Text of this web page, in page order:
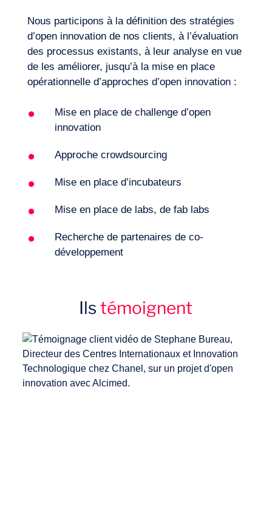
connexes, dont l’implication pourrait
amplifier l’impact de nos efforts en matière
d’innovation ouverte ?
pourraient s’aligner sur les impératifs
stratégiques actuels de l’entreprise ?
potentiels à la mise en œuvre de cette
Comment les entreprises répartissent-
traditionnelles de R&D et les initiatives
d’innovation ouverte ? Quels sont les
critères à utiliser pour hiérarchiser les
investissements dans chaque domaine ?
entreprises ont-elles mis en place pour
assurer une allocation efficace des
Nous participons à la définition des stratégies
d’open innovation de nos clients, à l’évaluation
des processus existants, à leur analyse en vue
de les améliorer, jusqu’à la mise en place
opérationnelle d’approches d’open innovation :
Mise en place de challenge d’open
innovation
Approche crowdsourcing
Mise en place d’incubateurs
Mise en place de labs, de fab labs
Recherche de partenaires de co-
développement
Ilstémoignent